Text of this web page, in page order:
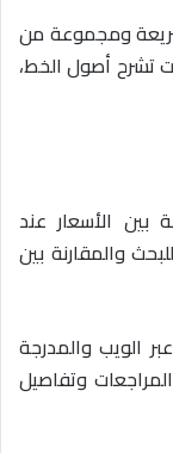
ومجموعة من
تشرح أصول الخط،
بين الأسعار عند
والمقارنة بين
الويب والمدرجة
وتفاصيل